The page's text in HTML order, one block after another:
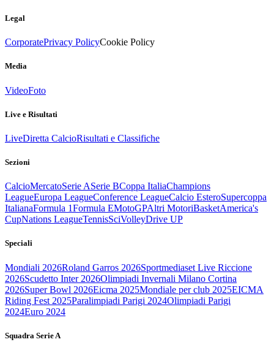
Legal
CorporatePrivacy PolicyCookie Policy
Media
VideoFoto
Live e Risultati
LiveDiretta CalcioRisultati e Classifiche
Sezioni
CalcioMercatoSerie ASerie BCoppa ItaliaChampions
LeagueEuropa LeagueConference LeagueCalcio EsteroSupercoppa
ItalianaFormula 1Formula EMotoGPAltri MotoriBasketAmerica's
CupNations LeagueTennisSciVolleyDrive UP
Speciali
Mondiali 2026Roland Garros 2026Sportmediaset Live Riccione
2026Scudetto Inter 2026Olimpiadi Invernali Milano Cortina
2026Super Bowl 2026Eicma 2025Mondiale per club 2025EICMA
Riding Fest 2025Paralimpiadi Parigi 2024Olimpiadi Parigi
2024Euro 2024
Squadra Serie A